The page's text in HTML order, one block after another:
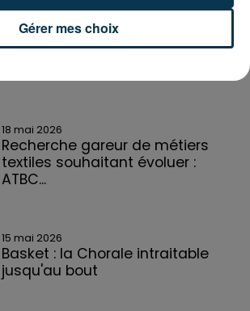
1er juin 2026
À Roanne, Or en Cash donne
accès aux avantages de
18 mai 2026
Recherche gareur de métiers
textiles souhaitant évoluer :
ATBC...
15 mai 2026
Basket : la Chorale intraitable
jusqu'au bout
Gérer mes choix